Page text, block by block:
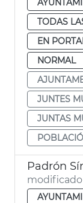
TODAS
EN
NORMAL
JUNTES
JUNTAS
Padrón
modificado